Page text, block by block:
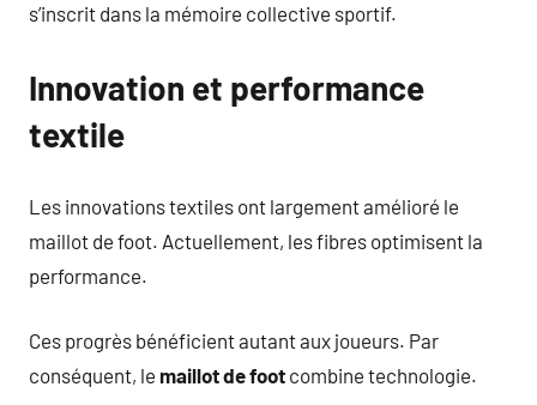
s’inscrit dans la mémoire collective sportif.
Innovation et performance
textile
Les innovations textiles ont largement amélioré le
maillot de foot. Actuellement, les fibres optimisent la
performance.
Ces progrès bénéficient autant aux joueurs. Par
conséquent, le maillot de foot combine technologie.